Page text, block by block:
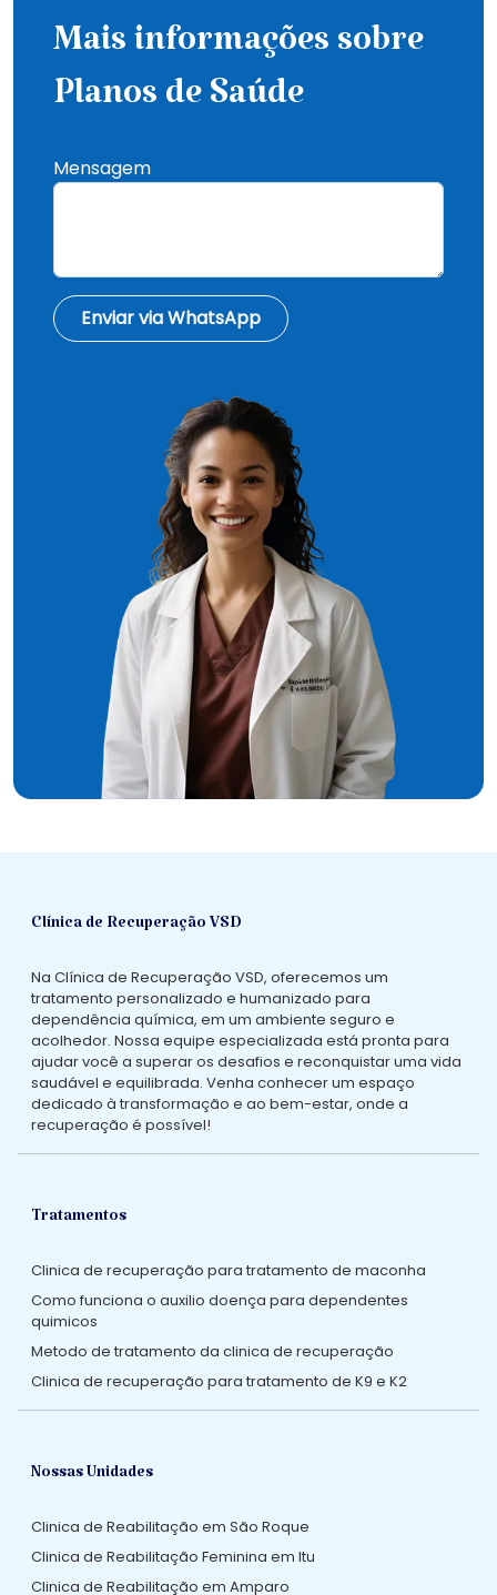
Mais informações sobre
Planos de Saúde
Mensagem
Enviar via WhatsApp
Clínica de Recuperação VSD
Na Clínica de Recuperação VSD, oferecemos um
tratamento personalizado e humanizado para
dependência química, em um ambiente seguro e
acolhedor. Nossa equipe especializada está pronta para
ajudar você a superar os desafios e reconquistar uma vida
saudável e equilibrada. Venha conhecer um espaço
dedicado à transformação e ao bem-estar, onde a
recuperação é possível!
Tratamentos
Clinica de recuperação para tratamento de maconha
Como funciona o auxilio doença para dependentes
quimicos
Metodo de tratamento da clinica de recuperação
Clinica de recuperação para tratamento de K9 e K2
Nossas Unidades
Clinica de Reabilitação em São Roque
Clinica de Reabilitação Feminina em Itu
Clinica de Reabilitação em Amparo